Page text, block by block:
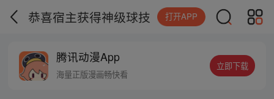
恭喜宿主获得神级球技 打开APP
腾讯动漫App
海量正版漫画畅快看
立即下载